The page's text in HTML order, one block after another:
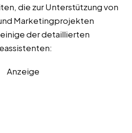
die zur Unterstützung von
Marketingprojekten
der detaillierten
Anzeige